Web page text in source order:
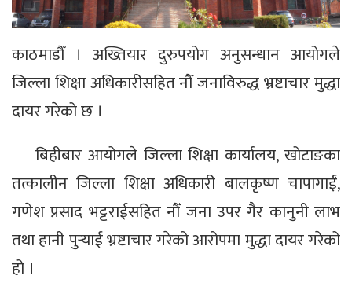
काठमाडौँ । अख्तियार दुरुपयोग अनुसन्धान आयोगले
जिल्ला शिक्षा अधिकारीसहित नौँ जनाविरुद्ध भ्रष्टाचार मुद्धा
दायर गरेको छ ।
बिहीबार आयोगले जिल्ला शिक्षा कार्यालय, खोटाङका
तत्कालीन जिल्ला शिक्षा अधिकारी बालकृष्ण चापागाईं,
गणेश प्रसाद भट्टराईसहित नौँ जना उपर गैर कानुनी लाभ
तथा हानी पुर्‍याई भ्रष्टाचार गरेको आरोपमा मुद्धा दायर गरेको
हो ।